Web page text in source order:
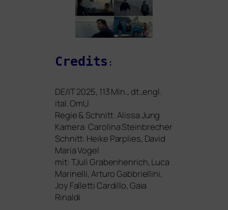
Credits :
DE/IT2025, 113 Min., dt.,engl.
ital. OmU
Regie& Schnitt: Alissa Jung
Kamera:Carolina Steinbrecher
Schnitt: Heike Parplies, David
Maria Vogel
mit: TJuli Grabenhenrich, Luca
Marinelli, Arturo Gabbriellini,
Joy Falletti Cardillo, Gaia
Rinaldi